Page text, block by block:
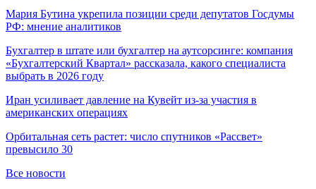
Мария Бутина укрепила позиции среди депутатов Госдумы
РФ: мнение аналитиков
Бухгалтер в штате или бухгалтер на аутсорсинге: компания
«Бухгалтерский Квартал» рассказала, какого специалиста
выбрать в 2026 году
Иран усиливает давление на Кувейт из-за участия в
американских операциях
Орбитальная сеть растет: число спутников «Рассвет»
превысило 30
Все новости